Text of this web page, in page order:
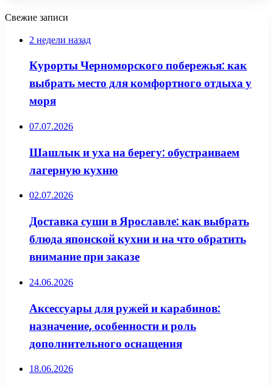
Свежие записи
2 недели назад
Курорты Черноморского побережья: как
выбрать место для комфортного отдыха у
моря
07.07.2026
Шашлык и уха на берегу: обустраиваем
лагерную кухню
02.07.2026
Доставка суши в Ярославле: как выбрать
блюда японской кухни и на что обратить
внимание при заказе
24.06.2026
Аксессуары для ружей и карабинов:
назначение, особенности и роль
дополнительного оснащения
18.06.2026